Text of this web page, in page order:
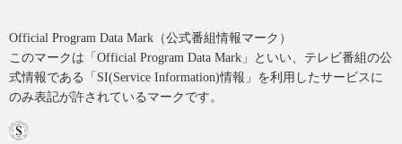
Official Program Data Mark（公式番組情報マーク）
このマークは「Official Program Data Mark」といい、テレビ番組の公
式情報である「SI(Service Information)情報」を利用したサービスに
のみ表記が許されているマークです。